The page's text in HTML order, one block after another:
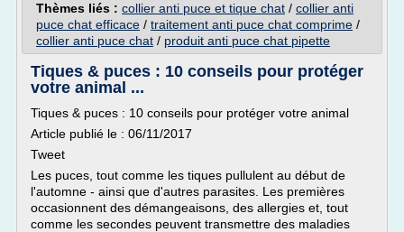
Thèmes liés : collier anti puce et tique chat / collier anti
puce chat efficace / traitement anti puce chat comprime /
collier anti puce chat / produit anti puce chat pipette
Tiques & puces : 10 conseils pour protéger
votre animal ...
Tiques & puces : 10 conseils pour protéger votre animal
Article publié le : 06/11/2017
Tweet
Les puces, tout comme les tiques pullulent au début de
l'automne - ainsi que d'autres parasites. Les premières
occasionnent des démangeaisons, des allergies et, tout
comme les secondes peuvent transmettre des maladies